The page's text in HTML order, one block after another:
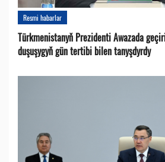
Resmi habarlar
Türkmenistanyň Prezidenti Awazada
duşuşygyň gün tertibi bilen tanyşdyrdy